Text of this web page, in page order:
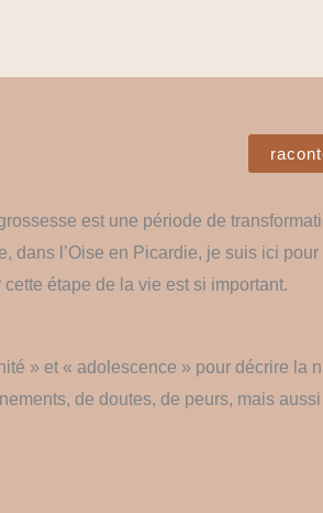
est une période de
dans l’Oise en Picardie, je suis ici
étape de la vie est si important.
» et « adolescence » pour décrire
de doutes, de peurs, mais